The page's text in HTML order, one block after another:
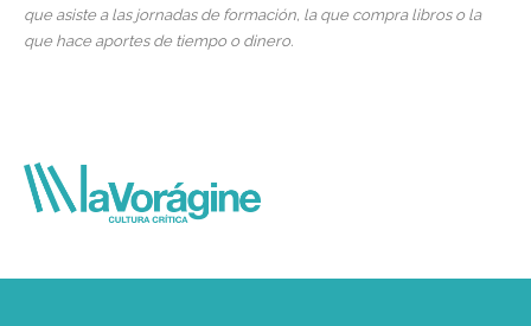
que asiste a las jornadas de formación, la que compra libros o la
que hace aportes de tiempo o dinero.